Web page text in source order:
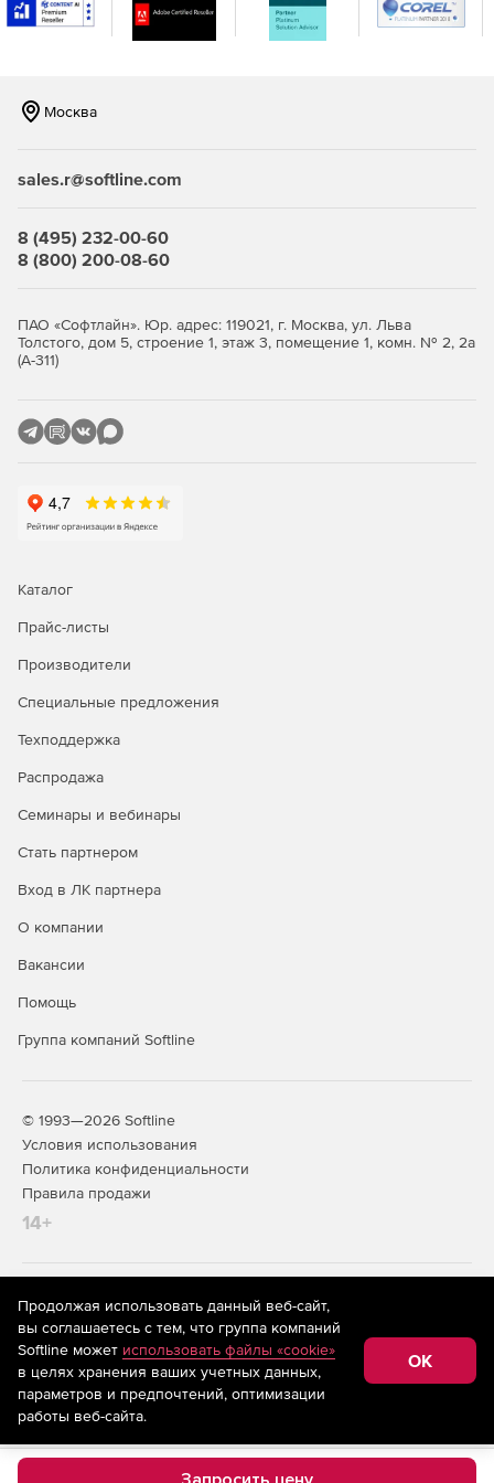
Москва
sales.r@softline.com
8 (495) 232-00-60
8 (800) 200-08-60
ПАО «Софтлайн». Юр. адрес: 119021, г. Москва, ул. Льва
Толстого, дом 5, строение 1, этаж 3, помещение 1, комн. № 2, 2а
(А-311)
Каталог
Прайс-листы
Производители
Специальные предложения
Техподдержка
Распродажа
Семинары и вебинары
Стать партнером
Вход в ЛК партнера
О компании
Вакансии
Помощь
Группа компаний Softline
© 1993—2026 Softline
Условия использования
Политика конфиденциальности
Правила продажи
14+
На информационном ресурсе store.softline.ru применяются
рекомендательные технологии
(информационные технологии
предоставления информации на основе сбора,
систематизации и анализа сведений, относящихся к
предпочтениям пользователей сети «Интернет»,
находящихся на территории Российской Федерации)
Продолжая использовать данный веб-сайт,
вы соглашаетесь с тем, что группа компаний
Softline может использовать файлы «cookie»
в целях хранения ваших учетных данных,
параметров и предпочтений, оптимизации
работы веб-сайта.
OK